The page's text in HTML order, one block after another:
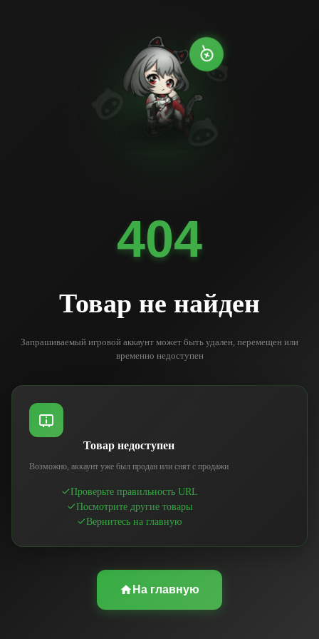
404
Товар не найден
Запрашиваемый игровой аккаунт может быть удален, перемещен или
временно недоступен
Товар недоступен
Возможно, аккаунт уже был продан или снят с продажи
Проверьте правильность URL
Посмотрите другие товары
Вернитесь на главную
На главную